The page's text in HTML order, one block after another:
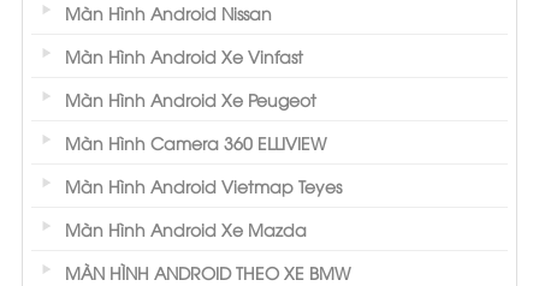
Màn Hình Android Nissan
Màn Hình Android Xe Vinfast
Màn Hình Android Xe Peugeot
Màn Hình Camera 360 ELLIVIEW
Màn Hình Android Vietmap Teyes
Màn Hình Android Xe Mazda
MÀN HÌNH ANDROID THEO XE BMW